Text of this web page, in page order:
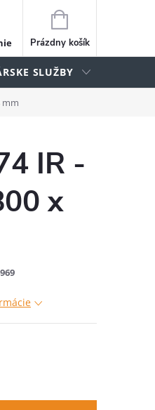
NÁKUPNÝ
KOŠÍK
Prázdny košík
SLUŽBY
mm
IR -
x